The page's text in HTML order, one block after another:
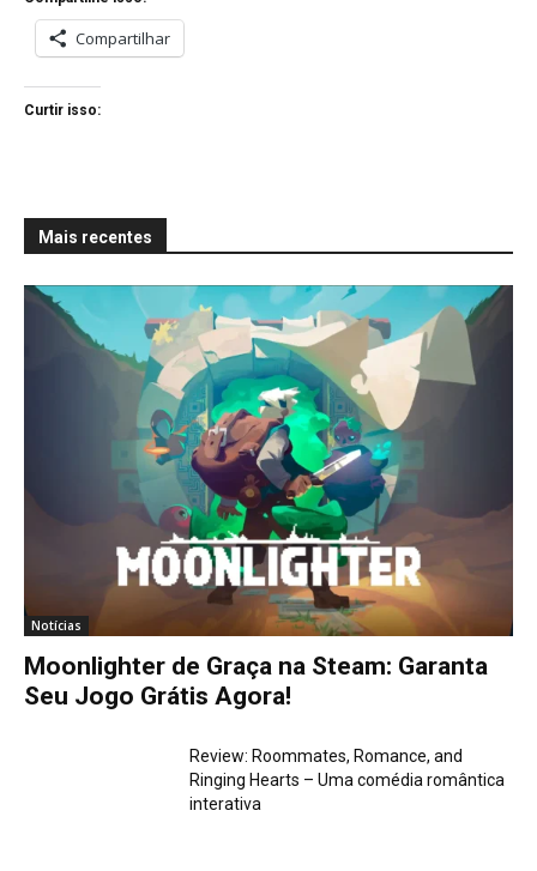
Compartilhar
Curtir isso:
Mais recentes
Notícias
Moonlighter de Graça na Steam: Garanta
Seu Jogo Grátis Agora!
Review: Roommates, Romance, and
Ringing Hearts – Uma comédia romântica
interativa